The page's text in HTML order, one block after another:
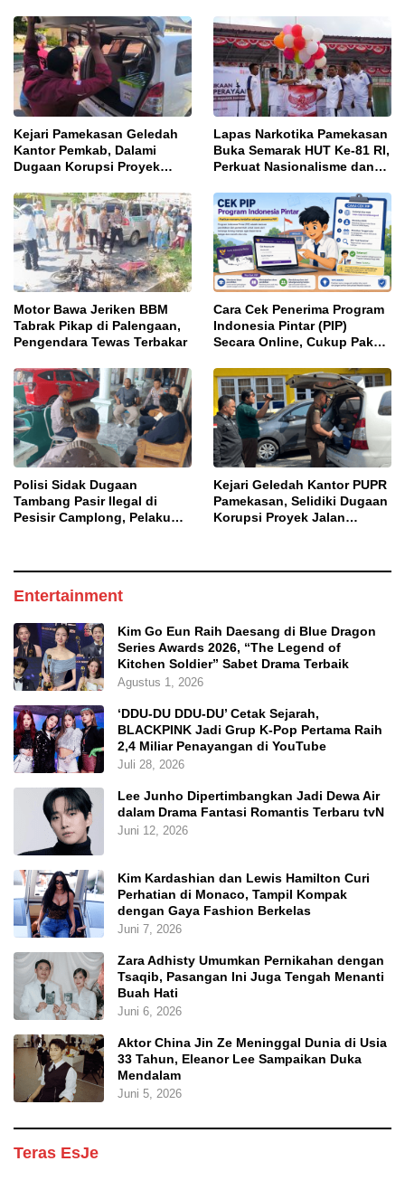
Kejari Pamekasan Geledah
Kantor Pemkab, Dalami
Dugaan Korupsi Proyek
Lapas Narkotika Pamekasan
Buka Semarak HUT Ke-81 RI,
Perkuat Nasionalisme dan
Motor Bawa Jeriken BBM
Tabrak Pikap di Palengaan,
Pengendara Tewas Terbakar
Cara Cek Penerima Program
Indonesia Pintar (PIP)
Secara Online, Cukup Pakai
Polisi Sidak Dugaan
Tambang Pasir Ilegal di
Pesisir Camplong, Pelaku
Kejari Geledah Kantor PUPR
Pamekasan, Selidiki Dugaan
Korupsi Proyek Jalan
Entertainment
Kim Go Eun Raih Daesang di Blue Dragon
Series Awards 2026, “The Legend of
Kitchen Soldier” Sabet Drama Terbaik
Agustus 1, 2026
‘DDU-DU DDU-DU’ Cetak Sejarah,
BLACKPINK Jadi Grup K-Pop Pertama Raih
2,4 Miliar Penayangan di YouTube
Juli 28, 2026
Lee Junho Dipertimbangkan Jadi Dewa Air
dalam Drama Fantasi Romantis Terbaru tvN
Juni 12, 2026
Kim Kardashian dan Lewis Hamilton Curi
Perhatian di Monaco, Tampil Kompak
dengan Gaya Fashion Berkelas
Juni 7, 2026
Zara Adhisty Umumkan Pernikahan dengan
Tsaqib, Pasangan Ini Juga Tengah Menanti
Buah Hati
Juni 6, 2026
Aktor China Jin Ze Meninggal Dunia di Usia
33 Tahun, Eleanor Lee Sampaikan Duka
Mendalam
Juni 5, 2026
Teras EsJe